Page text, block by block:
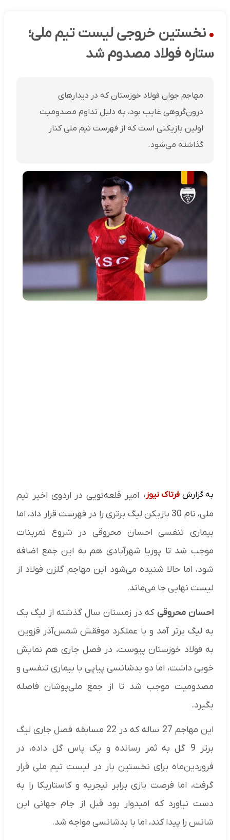
نخستین خروجی لیست تیم ملی؛
ستاره فولاد مصدوم شد
مهاجم جوان فولاد خوزستان که در دیدارهای
درون‌گروهی غایب بود، به دلیل تداوم مصدومیت
اولین بازیکنی است که از فهرست تیم ملی کنار
گذاشته می‌شود.
به گزارش فرتاک نیوز ، امیر قلعه‌نویی در اردوی اخیر تیم
ملی، نام 30 بازیکن لیگ برتری را در فهرست قرار داد، اما
بیماری تنفسی احسان محروقی در شروع تمرینات
موجب شد تا پوریا شهرآبادی هم به این جمع اضافه
شود، اما حالا شنیده می‌شود این مهاجم گلزن فولاد از
لیست نهایی جا می‌ماند.
احسان محروقی که در زمستان سال گذشته از لیگ یک
به لیگ برتر آمد و با عملکرد موفقش شمس‌آذر قزوین
به فولاد خوزستان پیوست، در فصل جاری هم نمایش
خوبی داشت، اما دو بدشانسی پیاپی با بیماری تنفسی و
مصدومیت موجب شد تا از جمع ملی‌پوشان فاصله
بگیرد.
این مهاجم 27 ساله که در 22 مسابقه فصل جاری لیگ
برتر 9 گل به ثمر رسانده و یک پاس گل داده، در
فروردین‌ماه برای نخستین بار در لیست تیم ملی قرار
گرفت، اما فرصت بازی برابر نیجریه و کاستاریکا را به
دست نیاورد که امیدوار بود قبل از جام جهانی این
شانس را پیدا کند، اما با بدشانسی مواجه شد.